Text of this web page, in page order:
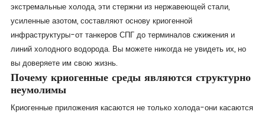
экстремальные холода, эти стержни из нержавеющей стали,
усиленные азотом, составляют основу криогенной
инфраструктуры-от танкеров СПГ до терминалов сжижения и
линий холодного водорода. Вы можете никогда не увидеть их, но
вы доверяете им свою жизнь.
Почему криогенные среды являются структурно
неумолимы
Криогенные приложения касаются не только холода-они касаются